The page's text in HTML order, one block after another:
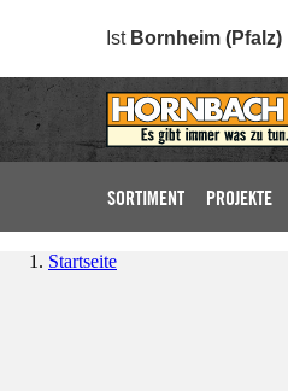
Ist Bornheim (Pfalz)
SORTIMENT PROJEKTE
Startseite